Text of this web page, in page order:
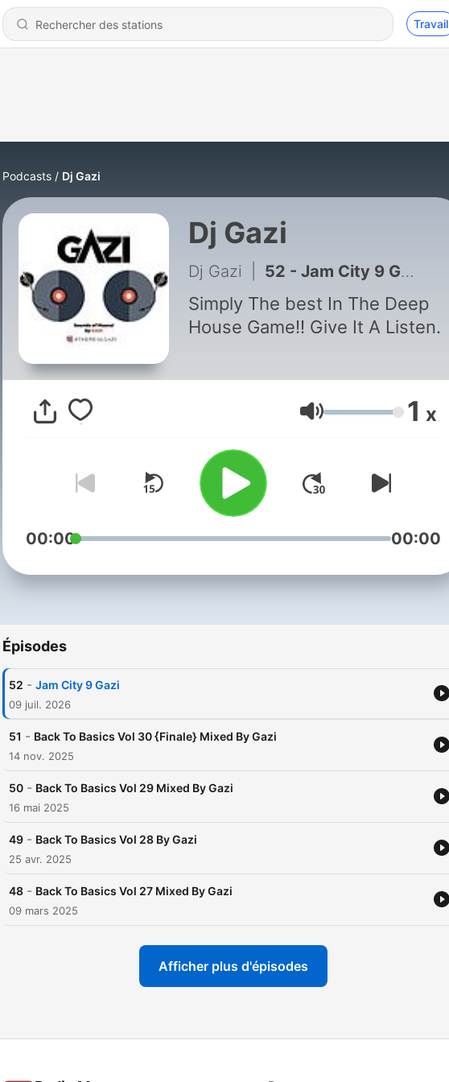
Travail
Podcasts Dj Gazi
Dj Gazi
Dj Gazi 52 - Jam City 9 Gazi
Simply The best In The Deep
House Game!! Give It A Listen.
Volume 1 x
00:00 00:00
Épisodes
52 - Jam City 9 Gazi
09 juil. 2026
51 - Back To Basics Vol 30 {Finale} Mixed By Gazi
14 nov. 2025
50 - Back To Basics Vol 29 Mixed By Gazi
16 mai 2025
49 - Back To Basics Vol 28 By Gazi
25 avr. 2025
48 - Back To Basics Vol 27 Mixed By Gazi
09 mars 2025
Afficher plus d'épisodes